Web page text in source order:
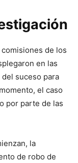
de los
en las
suceso para
el caso
por parte de las
la
de robo de